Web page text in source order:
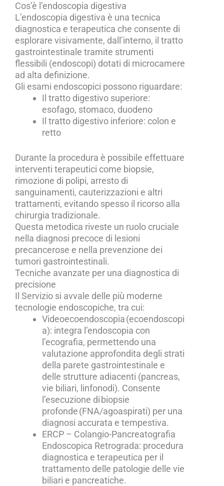
Cos’è l’endoscopia digestiva
L’endoscopia digestiva è una tecnica
diagnostica e terapeutica che consente di
esplorare visivamente, dall’interno, il tratto
gastrointestinale tramite strumenti
flessibili (endoscopi) dotati di microcamere
ad alta definizione.
Gli esami endoscopici possono riguardare:
Il tratto digestivo superiore:
esofago, stomaco, duodeno
Il tratto digestivo inferiore: colon e
retto
Durante la procedura è possibile effettuare
interventi terapeutici come biopsie,
rimozione di polipi, arresto di
sanguinamenti, cauterizzazioni e altri
trattamenti, evitando spesso il ricorso alla
chirurgia tradizionale.
Questa metodica riveste un ruolo cruciale
nella diagnosi precoce di lesioni
precancerose e nella prevenzione dei
tumori gastrointestinali.
Tecniche avanzate per una diagnostica di
precisione
Il Servizio si avvale delle più moderne
tecnologie endoscopiche, tra cui:
Videoecoendoscopia (ecoendoscopi
a): integra l’endoscopia con
l’ecografia, permettendo una
valutazione approfondita degli strati
della parete gastrointestinale e
delle strutture adiacenti (pancreas,
vie biliari, linfonodi). Consente
l’esecuzione di biopsie
profonde (FNA/agoaspirati) per una
diagnosi accurata e tempestiva.
ERCP – Colangio-Pancreatografia
Endoscopica Retrograda: procedura
diagnostica e terapeutica per il
trattamento delle patologie delle vie
biliari e pancreatiche.